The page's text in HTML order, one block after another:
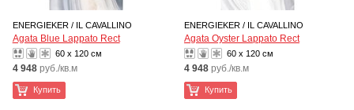
ENERGIEKER / IL CAVALLINO
Agata Blue Lappato Rect
60 x 120 см
4 948 руб./кв.м
Купить
ENERGIEKER / IL CAVALLINO
Agata Oyster Lappato Rect
60 x 120 см
4 948 руб./кв.м
Купить